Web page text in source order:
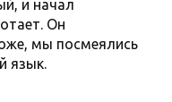
и начал
Он
мы посмеялись
язык.